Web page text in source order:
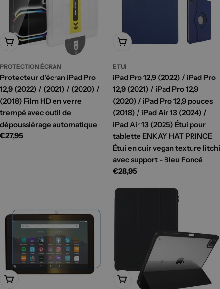
Ajouter Au Panier
PROTECTION ÉCRAN
Protecteur d'écran iPad Pro
12,9 (2022) / (2021) / (2020) /
(2018) Film HD en verre
trempé avec outil de
dépoussiérage automatique
Prix
€27,95
Ajouter Au Panier
ETUI
iPad Pro 12,9 (2022) / iPad Pro
12,9 (2021) / iPad Pro 12,9
(2020) / iPad Pro 12,9 pouces
(2018) / iPad Air 13 (2024) /
iPad Air 13 (2025) Étui pour
tablette ENKAY HAT PRINCE
Étui en cuir vegan texture litchi
avec support - Bleu Foncé
Prix
€28,95
Ajouter Au Panier Ajouter Au Panier